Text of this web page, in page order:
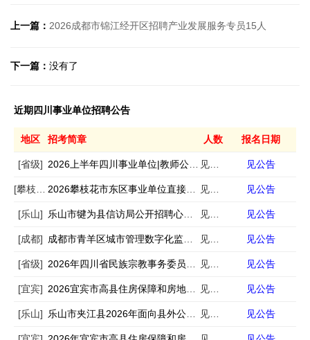
上一篇： 2026成都市锦江经开区招聘产业发展服务专员15人
下一篇： 没有了
近期四川事业单位招聘公告
地区 招考简章 人数 报名日期
[省级] 2026上半年四川事业单位|教师公招成绩排名|复审公告汇总 见公告 见公告
[攀枝花] 2026攀枝花市东区事业单位直接考核招聘副高职称及以上人才4人 见公告 见公告
[乐山] 乐山市犍为县信访局公开招聘心连心服务工作人员的公告 见公告 见公告
[成都] 成都市青羊区城市管理数字化监督管理中心编外人员招聘1名公告 见公告 见公告
[省级] 2026年四川省民族宗教事务委员会所属事业单位公开考核招聘工作人员公告 见公告 见公告
[宜宾] 2026宜宾市高县住房保障和房地产事务中心招聘编外工作人员2人 见公告 见公告
[乐山] 乐山市夹江县2026年面向县外公开选调事业单位工作人员的公告 见公告 见公告